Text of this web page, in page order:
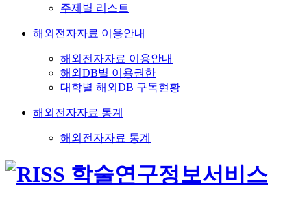
주제별 리스트
해외전자자료 이용안내
해외전자자료 이용안내
해외DB별 이용권한
대학별 해외DB 구독현황
해외전자자료 통계
해외전자자료 통계